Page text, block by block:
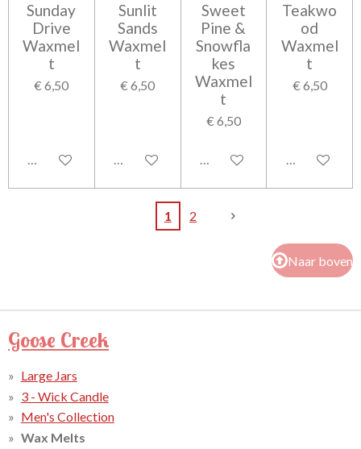
Sunday
Drive
Waxmel
t
€ 6,50
In winkelwagen
Sunlit
Sands
Waxmel
t
€ 6,50
In winkelwagen
Sweet
Pine &
Snowfla
kes
Waxmel
t
€ 6,50
In winkelwagen
Teakwo
od
Waxmel
t
€ 6,50
In
1 2
Naar boven
Goose Creek
Large Jars
3 - Wick Candle
Men's Collection
Wax Melts